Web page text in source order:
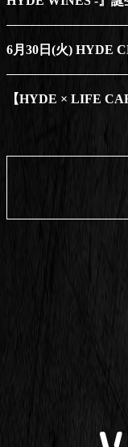
6月30日(火) HYDE
【HYDE × LIFE